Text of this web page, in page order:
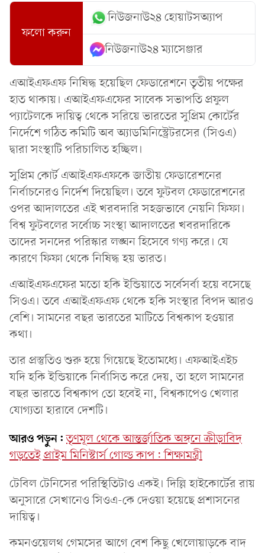
ফলো করুন
নিউজনাউ২৪ হোয়াটসঅ্যাপ
নিউজনাউ২৪ ম্যাসেঞ্জার
এআইএফএফ নিষিদ্ধ হয়েছিল ফেডারেশনে তৃতীয় পক্ষের
হাত থাকায়। এআইএফএফের সাবেক সভাপতি প্রফুল
প্যাটেলকে দায়িত্ব থেকে সরিয়ে ভারতের সুপ্রিম কোর্টের
নির্দেশে গঠিত কমিটি অব অ্যাডমিনিস্ট্রেটরসের (সিওএ)
দ্বারা সংস্থাটি পরিচালিত হচ্ছিল।
সুপ্রিম কোর্ট এআইএফএফকে জাতীয় ফেডারেশনের
নির্বাচনেরও নির্দেশ দিয়েছিল। তবে ফুটবল ফেডারেশনের
ওপর আদালতের এই খরবদারি সহজভাবে নেয়নি ফিফা।
বিশ্ব ফুটবলের সর্বোচ্চ সংস্থা আদালতের খবরদারিকে
তাদের সনদের পরিস্কার লঙ্ঘন হিসেবে গণ্য করে। যে
কারণে ফিফা থেকে নিষিদ্ধ হয় ভারত।
এআইএফএফের মতো হকি ইন্ডিয়াতে সর্বেসর্বা হয়ে বসেছে
সিওএ। তবে এআইএফএফ থেকে হকি সংস্থার বিপদ আরও
বেশি। সামনের বছর ভারতের মাটিতে বিশ্বকাপ হওয়ার
কথা।
তার প্রস্তুতিও শুরু হয়ে গিয়েছে ইতোমধ্যে। এফআইএইচ
যদি হকি ইন্ডিয়াকে নির্বাসিত করে দেয়, তা হলে সামনের
বছর ভারতে বিশ্বকাপ তো হবেই না, বিশ্বকাপেও খেলার
যোগ্যতা হারাবে দেশটি।
আরও পড়ুন: তৃণমূল থেকে আন্তর্জাতিক অঙ্গনে ক্রীড়াবিদ
গড়তেই প্রাইম মিনিস্টার্স গোল্ড কাপ: শিক্ষামন্ত্রী
টেবিল টেনিসের পরিস্থিতিটাও একই। দিল্লি হাইকোর্টের রায়
অনুসারে সেখানেও সিওএ-কে দেওয়া হয়েছে প্রশাসনের
দায়িত্ব।
কমনওয়েলথ গেমসের আগে বেশ কিছু খেলোয়াড়কে বাদ